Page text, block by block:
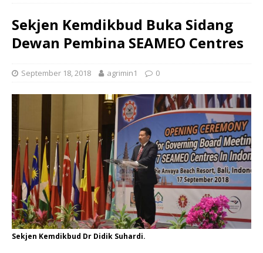
Sekjen Kemdikbud Buka Sidang
Dewan Pembina SEAMEO Centres
September 18, 2018 agrimin1 0
Sekjen Kemdikbud Dr Didik Suhardi.